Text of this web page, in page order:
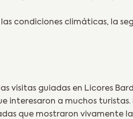
condiciones climáticas, la
visitas guiadas en Licores
interesaron a muchos turistas.
que mostraron vivamente